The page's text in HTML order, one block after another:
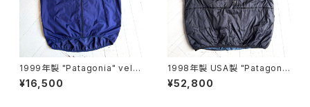
1999年製 "Patagonia" velo
city vest
¥16,500
1998年製 USA製 "Patagoni
a" puffball vest
¥52,800